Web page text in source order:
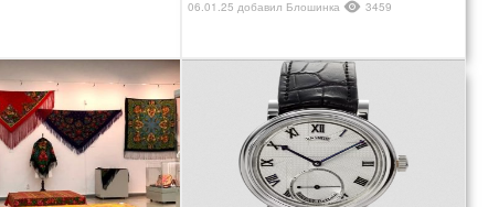
06.01.25 добавил Блошинка 3459